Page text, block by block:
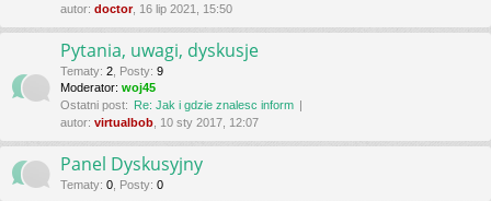
autor: doctor, 16 lip 2021, 15:50
Pytania, uwagi, dyskusje
Tematy: 2 Posty: 9
Moderator: woj45
Ostatni post: Re: Jak i gdzie znalesc inform
autor: virtualbob , 10 sty 2017, 12:07
Panel Dyskusyjny
Tematy: 0 Posty: 0